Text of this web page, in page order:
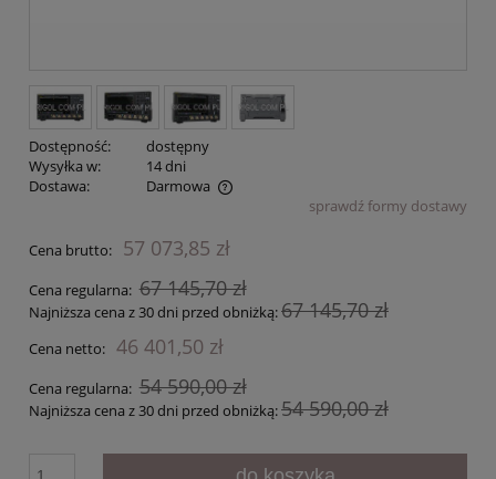
Dostępność:
dostępny
Wysyłka w:
14 dni
Dostawa:
Darmowa
Cena nie zawiera ewentualnych kosztów płatnościsprawdź formy dostawy
Cena brutto: 57 073,85 zł
Cena regularna: 67 145,70 zł
Najniższa cena z 30 dni przed obniżką:67 145,70 zł
Cena netto: 46 401,50 zł
Cena regularna: 54 590,00 zł
Najniższa cena z 30 dni przed obniżką:54 590,00 zł